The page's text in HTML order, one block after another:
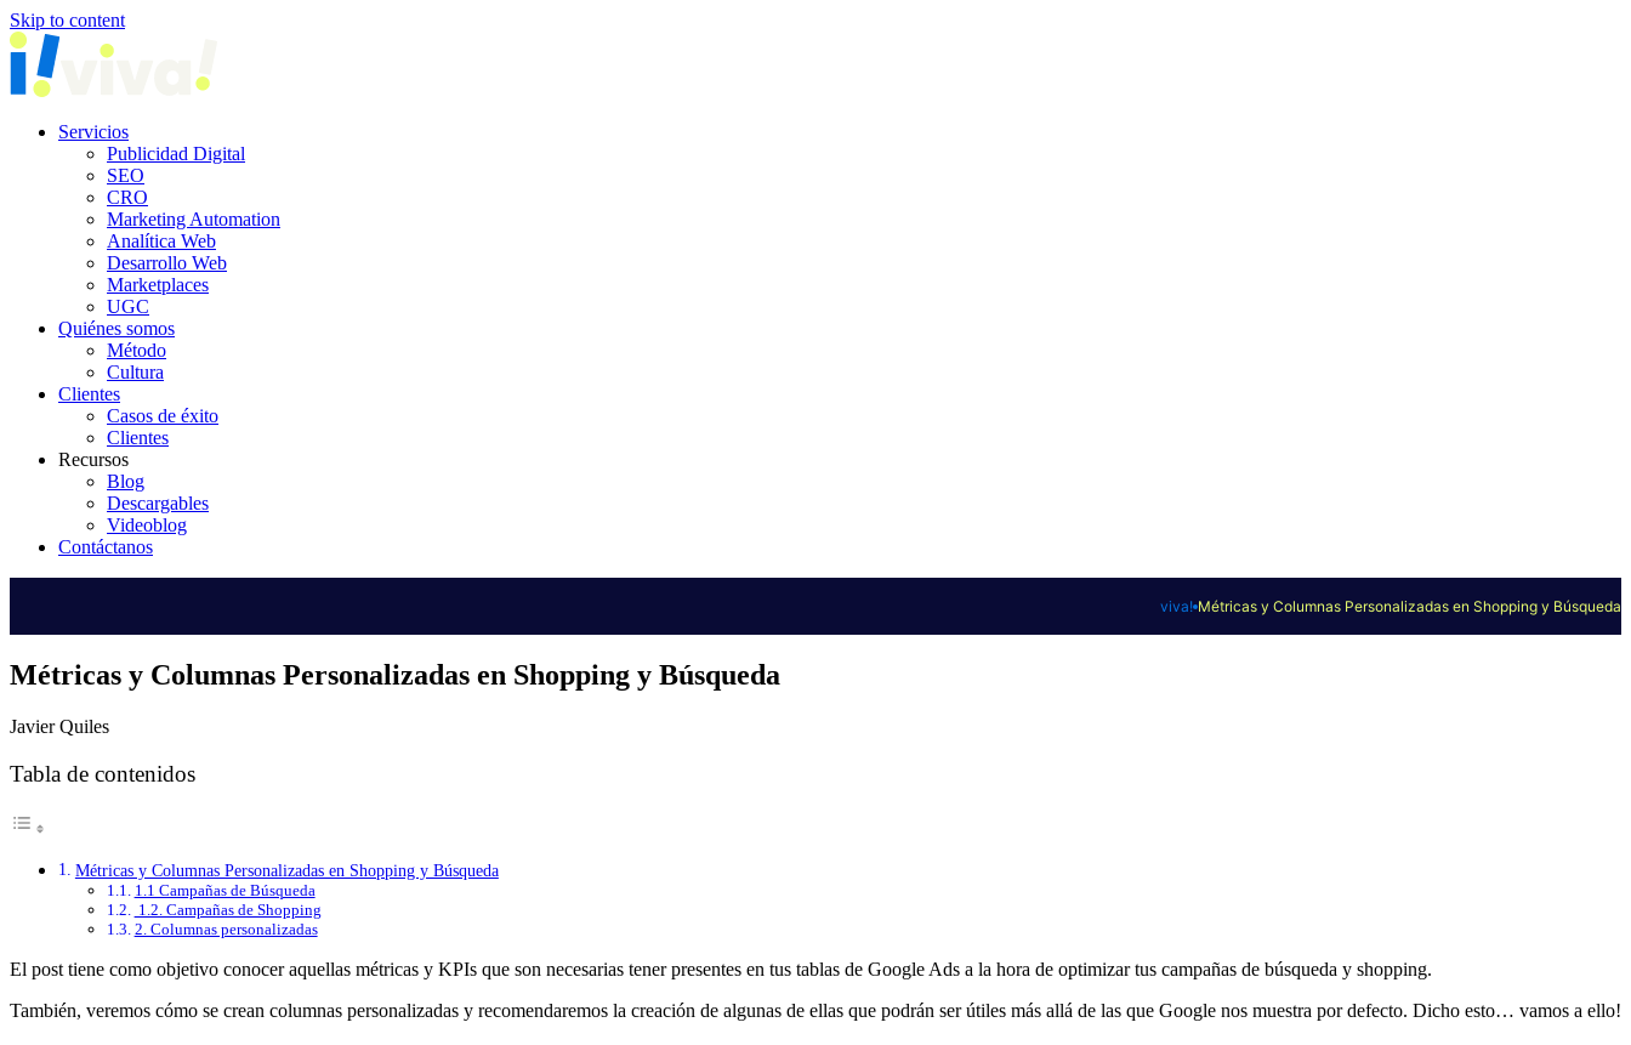
Skip to content
Servicios
Publicidad Digital
SEO
CRO
Marketing Automation
Analítica Web
Desarrollo Web
Marketplaces
UGC
Quiénes somos
Método
Cultura
Clientes
Casos de éxito
Clientes
Recursos
Blog
Descargables
Videoblog
Contáctanos
viva! Métricas y Columnas Personalizadas en Shopping y Búsqueda
Métricas y Columnas Personalizadas en Shopping y Búsqueda
Javier Quiles
Tabla de contenidos
Métricas y Columnas Personalizadas en Shopping y Búsqueda
1.1 Campañas de Búsqueda
1.2. Campañas de Shopping
2. Columnas personalizadas
El post tiene como objetivo conocer aquellas métricas y KPIs que son necesarias tener presentes en tus tablas de Google Ads a la hora de optimizar tus campañas de búsqueda y shopping.
También, veremos cómo se crean columnas personalizadas y recomendaremos la creación de algunas de ellas que podrán ser útiles más allá de las que Google nos muestra por defecto. Dicho esto… vamos a ello!